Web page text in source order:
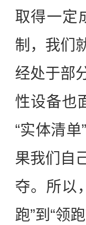
取得一定
制，我们
经处于部
性设备也
“实体清
果我们自
夺。所以
跑”到“领